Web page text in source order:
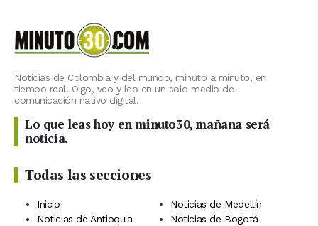
Noticias de Colombia y del mundo, minuto a minuto, en
tiempo real. Oigo, veo y leo en un solo medio de
comunicación nativo digital.
Lo que leas hoy en minuto30, mañana será
noticia.
Todas las secciones
Inicio
Noticias de Medellín
Noticias de Antioquia
Noticias de Bogotá